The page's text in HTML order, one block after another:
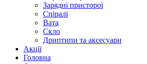
Зарядні присторої
Спіралі
Вата
Скло
Дриптипи та аксесуари
Акції
Головна